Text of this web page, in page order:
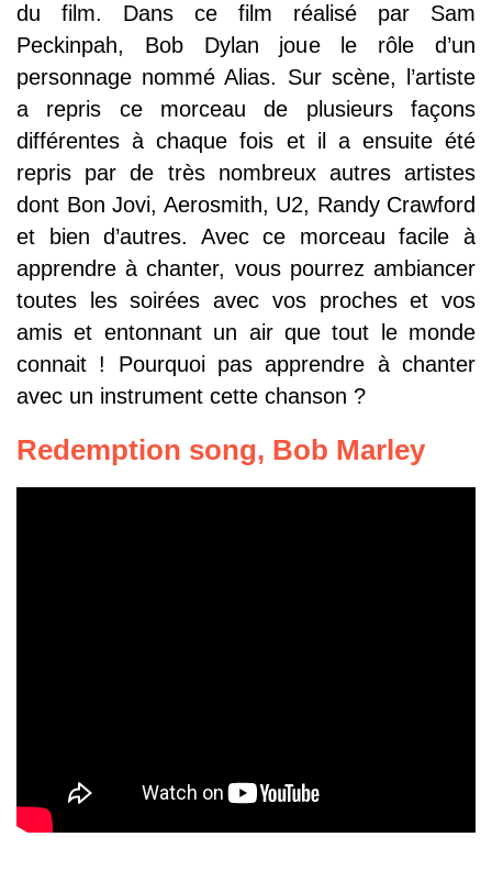
du film. Dans ce film réalisé par Sam
Peckinpah, Bob Dylan joue le rôle d’un
personnage nommé Alias. Sur scène, l’artiste
a repris ce morceau de plusieurs façons
différentes à chaque fois et il a ensuite été
repris par de très nombreux autres artistes
dont Bon Jovi, Aerosmith, U2, Randy Crawford
et bien d’autres. Avec ce morceau facile à
apprendre à chanter, vous pourrez ambiancer
toutes les soirées avec vos proches et vos
amis et entonnant un air que tout le monde
connait ! Pourquoi pas apprendre à chanter
avec un instrument cette chanson ?
Redemption song, Bob Marley